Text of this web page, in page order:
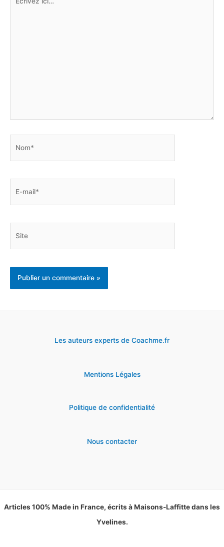
Les auteurs experts de Coachme.fr
Mentions Légales
Politique de confidentialité
Nous contacter
Articles 100% Made in France, écrits à Maisons-Laffitte dans les
Yvelines.